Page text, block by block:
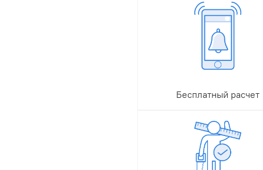
Бесплатный расчет
Чтобы заказать расчет
стоимости септика с
доставкой и монтажом,
обратитесь к нашему